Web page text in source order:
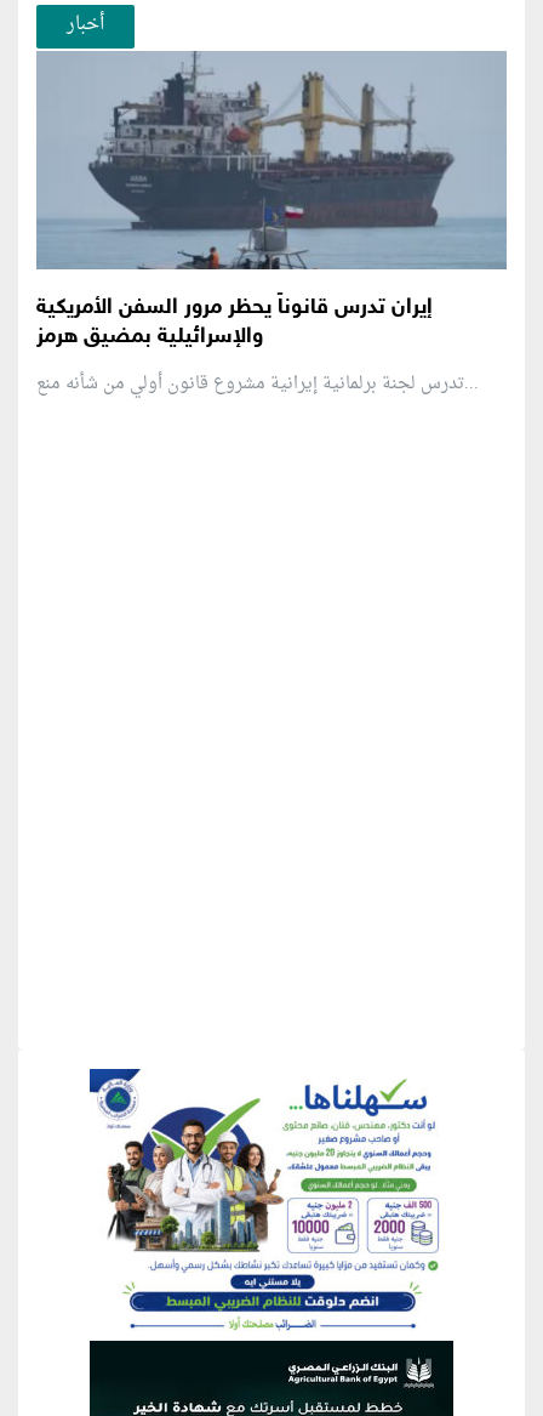
أخبار
إيران تدرس قانوناً يحظر مرور السفن الأمريكية
والإسرائيلية بمضيق هرمز
تدرس لجنة برلمانية إيرانية مشروع قانون ⁠أولي من شأنه منع...
منطقة إعلانية
منطقة إعلانية